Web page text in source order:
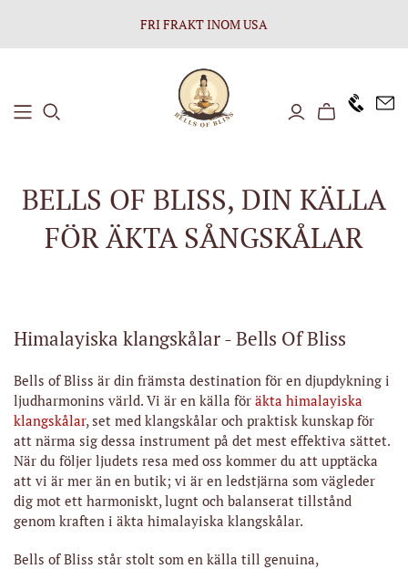
FRI FRAKT INOM USA
BELLS OF BLISS, DIN KÄLLA
FÖR ÄKTA SÅNGSKÅLAR
Himalayiska klangskålar - Bells Of Bliss
Bells of Bliss är din främsta destination för en djupdykning i
ljudharmonins värld. Vi är en källa för äkta himalayiska
klangskålar, set med klangskålar och praktisk kunskap för
att närma sig dessa instrument på det mest effektiva sättet.
När du följer ljudets resa med oss kommer du att upptäcka
att vi är mer än en butik; vi är en ledstjärna som vägleder
dig mot ett harmoniskt, lugnt och balanserat tillstånd
genom kraften i äkta himalayiska klangskålar.
Bells of Bliss står stolt som en källa till genuina,